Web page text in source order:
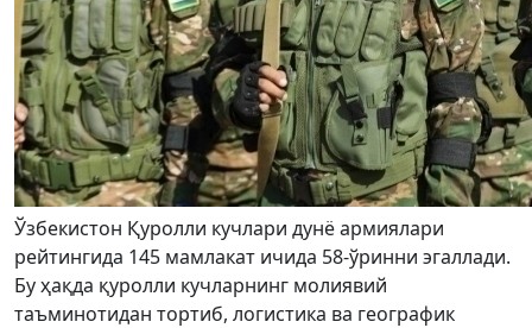
Ўзбекистон Қуролли кучлари дунё армиялари
рейтингида 145 мамлакат ичида 58-ўринни эгаллади.
Бу ҳақда қуролли кучларнинг молиявий
таъминотидан тортиб, логистика ва географик